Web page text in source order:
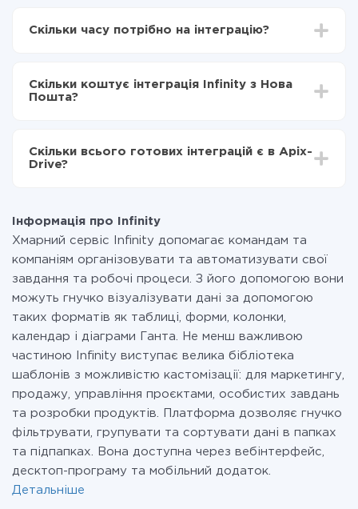
Вибираєте які дані передавати з Infinity в Нова
Тепер дані будуть автоматично передаватися з
Infinity в Нова Пошта
Скільки часу потрібно на інтеграцію?
становити від 5-ти до 30-хвилин. У середньому
налаштування займає 10-15 хвилин.
Скільки коштує інтеграція Infinity з Нова
Пошта?
Ви оплачуєте лише кількість даних, які за фактом
передаються з однієї вашої системи в іншу через
при необхідності. Детальніше про
Скільки всього готових інтеграцій є в Apix-
Drive?
Інформація про Infinity
Хмарний сервіс Infinity допомагає командам та
компаніям організовувати та автоматизувати свої
завдання та робочі процеси. З його допомогою вони
можуть гнучко візуалізувати дані за допомогою
таких форматів як таблиці, форми, колонки,
календар і діаграми Ганта. Не менш важливою
частиною Infinity виступає велика бібліотека
шаблонів з можливістю кастомізації: для маркетингу,
продажу, управління проєктами, особистих завдань
та розробки продуктів. Платформа дозволяє гнучко
фільтрувати, групувати та сортувати дані в папках
та підпапках. Вона доступна через вебінтерфейс,
десктоп-програму та мобільний додаток.
Детальніше